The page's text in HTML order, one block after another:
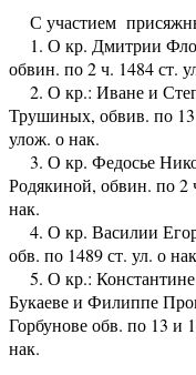
С участием
1. О кр. Дмитрии
обвин. по 2 ч. 1484 ст.
2. О кр.: Иване и
Трушиных, обвив. по 13
улож. о нак.
3. О кр. Федосье
Родякиной, обвин. по 2
нак.
4. О кр. Василии
обв. по 1489 ст. ул. о
5. О кр.:
Букаеве и Филиппе
Горбунове обв. по 13 и
нак.